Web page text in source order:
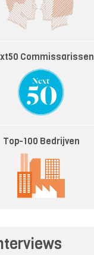
Commissarissen
Top-100 Bedrijven